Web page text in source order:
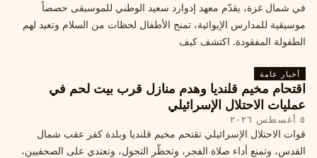
في شمال غزة، يقدّم معهد إدوارد سعيد الوطني للموسيقى حصصاً
موسيقية للمدارس الإيوائية، تمنح الأطفال لحظات من السلام وتعيد لهم
الطفولة المفقودة. اكتشف كيف
أخبار عامة
اقتحام مخيم قلنديا وهدم منازل قرب بيت لحم في
عمليات الاحتلال الإسرائيلي
٥ أغسطس ٢٠٢٦
قوات الاحتلال الإسرائيلي تقتحم مخيم قلنديا وبلدة كفر عقب شمال
القدس، وتمنع أداء صلاة الفجر، وتحظّر التجول، وتعتدي على الصحفيين،